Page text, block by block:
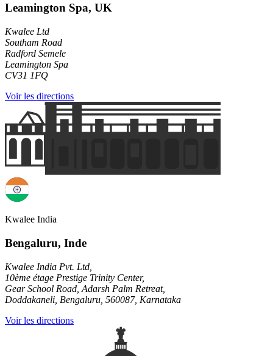
Leamington Spa, UK
Kwalee Ltd
Southam Road
Radford Semele
Leamington Spa
CV31 1FQ
Voir les directions
Kwalee India
Bengaluru, Inde
Kwalee India Pvt. Ltd,
10ème étage Prestige Trinity Center,
Gear School Road, Adarsh Palm Retreat,
Doddakaneli, Bengaluru, 560087, Karnataka
Voir les directions